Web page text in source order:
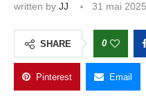
written by JJ 31 mai 2025
SHARE 0
Pinterest Email